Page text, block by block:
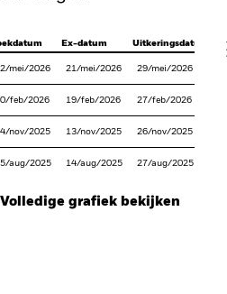
Ex-datum Uitkeringsdatum
mei/2026 21/mei/2026 29/mei/2026
feb/2026 19/feb/2026 27/feb/2026
nov/2025 13/nov/2025 26/nov/2025
aug/2025 14/aug/2025 27/aug/2025
Volledige grafiek bekijken